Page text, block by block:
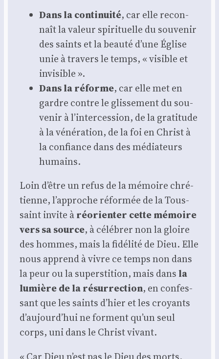
Dans la conti­nui­té, car elle recon­
naît la valeur spi­ri­tuelle du sou­ve­nir
des saints et la beau­té d’une Église
unie à tra­vers le temps, « visible et
invi­sible ».
Dans la réforme, car elle met en
gardre contre le glis­se­ment du sou­
ve­nir à l’intercession, de la gra­ti­tude
à la véné­ra­tion, de la foi en Christ à
la confiance dans des média­teurs
humains.
Loin d’être un refus de la mémoire chré­
tienne, l’approche réfor­mée de la Tous­
saint invite àréorien­ter cette mémoire
vers sa source, à célé­brer non la gloire
des hommes, mais la fidé­li­té de Dieu. Elle
nous apprend à vivre ce temps non dans
la peur ou la super­sti­tion, mais dans la
lumière de la résur­rec­tion, en confes­
sant que les saints d’hier et les croyants
d’aujourd’hui ne forment qu’un seul
corps, uni dans le Christ vivant.
« Car Dieu n’est pas le Dieu des morts,